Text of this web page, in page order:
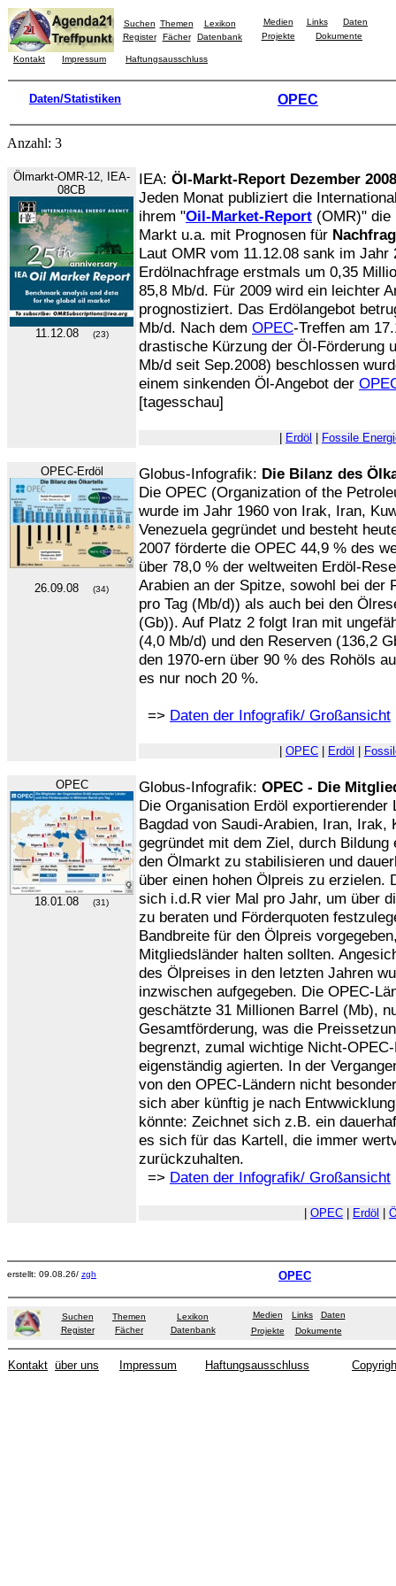
Suchen Themen
Lexikon
Register
Fächer Datenbank
Medien Links
Daten
Projekte
Dokumente
Kontakt Impressum Haftungsausschluss
Daten/Statistiken OPEC
Anzahl: 3
Ölmarkt-OMR-12, IEA-
08CB
11.12.08 (23)
IEA: Öl-Markt-Report Dezember 2008
Jeden Monat publiziert die
ihrem "Oil-Market-Report (OMR)" die
Markt u.a. mit Prognosen für
Laut OMR vom 11.12.08 sank im
Erdölnachfrage erstmals um 0,35
85,8 Mb/d. Für 2009 wird ein leichter
prognostiziert. Das Erdölangebot
Mb/d. Nach dem OPEC-Treffen am
drastische Kürzung der Öl-Förderung
Mb/d seit Sep.2008) beschlossen
einem sinkenden Öl-Angebot der
[tagesschau]
Erdöl Fossile
OPEC-Erdöl
26.09.08 (34)
Globus-Infografik: Die Bilanz des
Die OPEC (Organization of the
wurde im Jahr 1960 von Irak, Iran,
Venezuela gegründet und besteht
2007 förderte die OPEC 44,9 % des
über 78,0 % der weltweiten Erdöl-
Arabien an der Spitze, sowohl bei der
pro Tag (Mb/d)) als auch bei den
(Gb)). Auf Platz 2 folgt Iran mit
(4,0 Mb/d) und den Reserven (136,2
den 1970-ern über 90 % des Rohöls
es nur noch 20 %.
=> Daten der Infografik/ Großansicht
OPEC Erdöl
OPEC
18.01.08 (31)
Globus-Infografik: OPEC - Die
Die Organisation Erdöl exportierender
Bagdad von Saudi-Arabien, Iran, Irak,
gegründet mit dem Ziel, durch
den Ölmarkt zu stabilisieren und
über einen hohen Ölpreis zu erzielen.
sich i.d.R vier Mal pro Jahr, um über
zu beraten und Förderquoten
Bandbreite für den Ölpreis
Mitgliedsländer halten sollten.
des Ölpreises in den letzten Jahren
inzwischen aufgegeben. Die OPEC-
geschätzte 31 Millionen Barrel (Mb),
Gesamtförderung, was die
begrenzt, zumal wichtige Nicht-
eigenständig agierten. In der
von den OPEC-Ländern nicht
sich aber künftig je nach
könnte: Zeichnet sich z.B. ein
es sich für das Kartell, die immer
zurückzuhalten.
=> Daten der Infografik/ Großansicht
OPEC Erdöl
erstellt: 09.08.26/ zgh OPEC
Suchen Themen
Lexikon
Register
Fächer Datenbank
Medien Links
Daten
Projekte
Dokumente
Kontakt über uns Impressum Haftungsausschluss